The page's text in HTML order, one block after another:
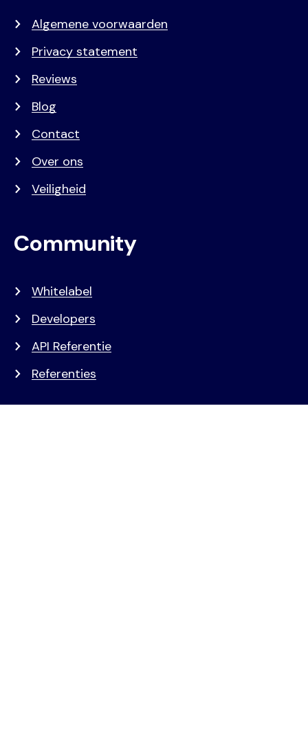
Algemene voorwaarden
Privacy statement
Reviews
Blog
Contact
Over ons
Veiligheid
Community
Whitelabel
Developers
API Referentie
Referenties